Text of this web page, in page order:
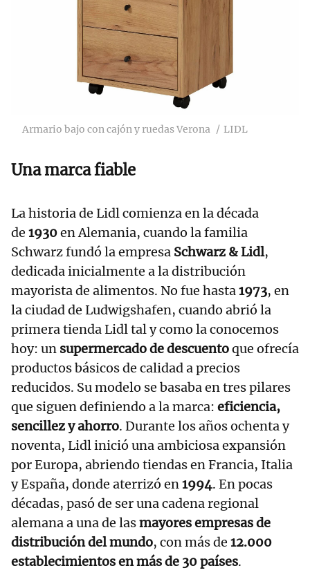
Armario bajo con cajón y ruedas Verona LIDL
Una marca fiable
La historia de Lidl comienza en la década
de 1930en Alemania, cuando la familia
Schwarz fundó la empresa Schwarz & Lidl,
dedicada inicialmente a la distribución
mayorista de alimentos. No fue hasta1973, en
la ciudad de Ludwigshafen, cuando abrió la
primera tienda Lidl tal y como la conocemos
hoy: un supermercado de descuentoque ofrecía
productos básicos de calidad a precios
reducidos. Su modelo se basaba en tres pilares
que siguen definiendo a la marca: eficiencia,
sencillez y ahorro. Durante los años ochenta y
noventa, Lidl inició una ambiciosa expansión
por Europa, abriendo tiendas en Francia, Italia
y España, donde aterrizó en1994. En pocas
décadas, pasó de ser una cadena regional
alemana a una de lasmayores empresas de
distribución del mundo, con más de 12.000
establecimientos en más de 30 países.